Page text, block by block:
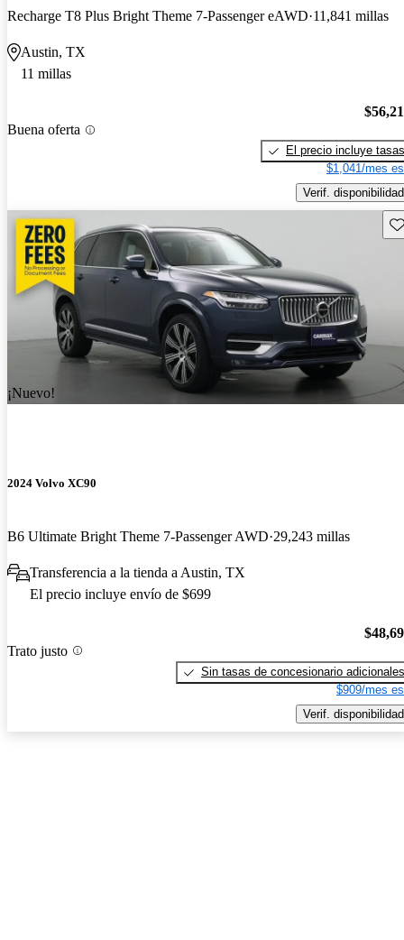
Recharge T8 Plus Bright Theme 7-Passenger eAWD 11,841 millas
Austin, TX
11 millas
Buena oferta
El precio incluye tasas
$1,041/mes
Verif. disponibilidad
¡Nuevo!
2024 Volvo XC90
B6 Ultimate Bright Theme 7-Passenger AWD 29,243 millas
Transferencia a la tienda a Austin, TX
El precio incluye envío de $699
Trato justo
Sin tasas de concesionario adicionales
$909/mes
Verif. disponibilidad